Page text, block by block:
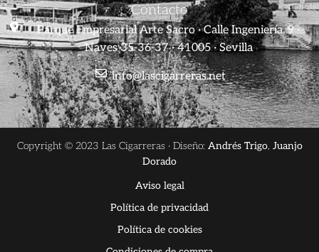
Contacto
Parque Empresarial Arte Sacro · Calle Ingeniería, 9 ·
Naves 35-36-37 · 41005 · Sevilla
info@lascigarreras.net
Copyright © 2023 Las Cigarreras · Diseño: Andrés Trigo, Juanjo
Dorado
Aviso legal
Política de privacidad
Política de cookies